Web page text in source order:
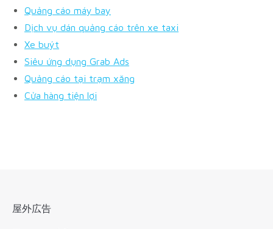
Quảng cáo máy bay
Dịch vụ dán quảng cáo trên xe taxi
Xe buýt
Siêu ứng dụng Grab Ads
Quảng cáo tại trạm xăng
Cửa hàng tiện lợi
屋外広告